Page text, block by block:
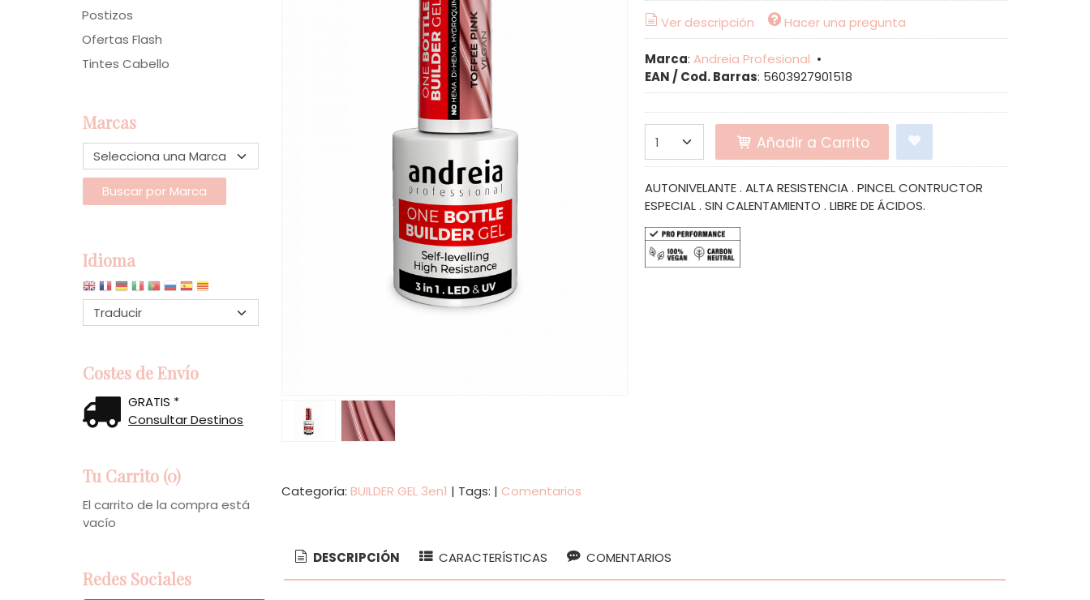
Postizos
Ofertas Flash
Tintes Cabello
Marcas
Idioma
Costes de Envío
GRATIS *
Consultar Destinos
Tu Carrito (0)
El carrito de la compra está
vacío
Redes Sociales
Ver descripción Hacer una pregunta
Marca: Andreia Profesional •
EAN / Cod. Barras: 5603927901518
Añadir a Carrito
AUTONIVELANTE . ALTA RESISTENCIA . PINCEL CONTRUCTOR
ESPECIAL . SIN CALENTAMIENTO . LIBRE DE ÁCIDOS.
DESCRIPCIÓN CARACTERÍSTICAS COMENTARIOS